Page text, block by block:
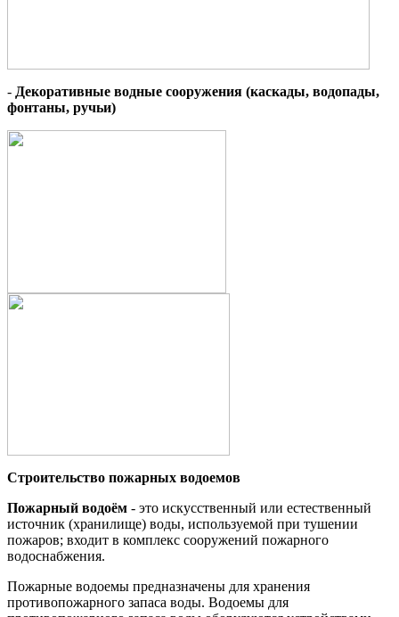
- Декоративные водные сооружения (каскады, водопады,
фонтаны, ручьи)
Строительство пожарных водоемов
Пожарный водоём - это искусственный или естественный
источник (хранилище) воды, используемой при тушении
пожаров; входит в комплекс сооружений пожарного
водоснабжения.
Пожарные водоемы предназначены для хранения
противопожарного запаса воды. Водоемы для